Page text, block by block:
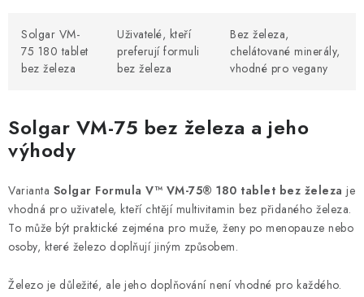
Solgar VM-
75 180 tablet
bez železa
Uživatelé, kteří
preferují formuli
bez železa
Bez železa,
chelátované minerály,
vhodné pro vegany
Solgar VM-75 bez železa a jeho
výhody
Varianta Solgar Formula V™ VM-75® 180 tablet bez železa je
vhodná pro uživatele, kteří chtějí multivitamin bez přidaného železa.
To může být praktické zejména pro muže, ženy po menopauze nebo
osoby, které železo doplňují jiným způsobem.
Železo je důležité, ale jeho doplňování není vhodné pro každého.